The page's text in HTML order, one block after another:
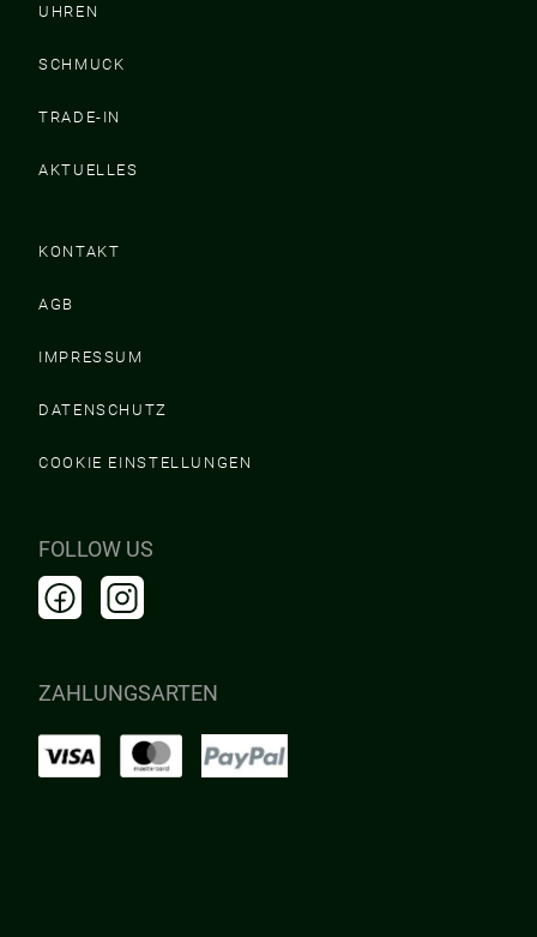
UHREN
SCHMUCK
TRADE-IN
AKTUELLES
KONTAKT
AGB
IMPRESSUM
DATENSCHUTZ
COOKIE EINSTELLUNGEN
FOLLOW US
ZAHLUNGSARTEN